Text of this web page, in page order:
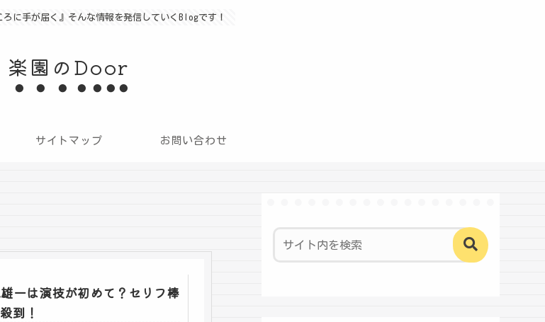
に手が届く』そんな情報を発信していくBlogです！
楽園のDoor
サイトマップ お問い合わせ
一は演技が初めて？セリフ棒
到！